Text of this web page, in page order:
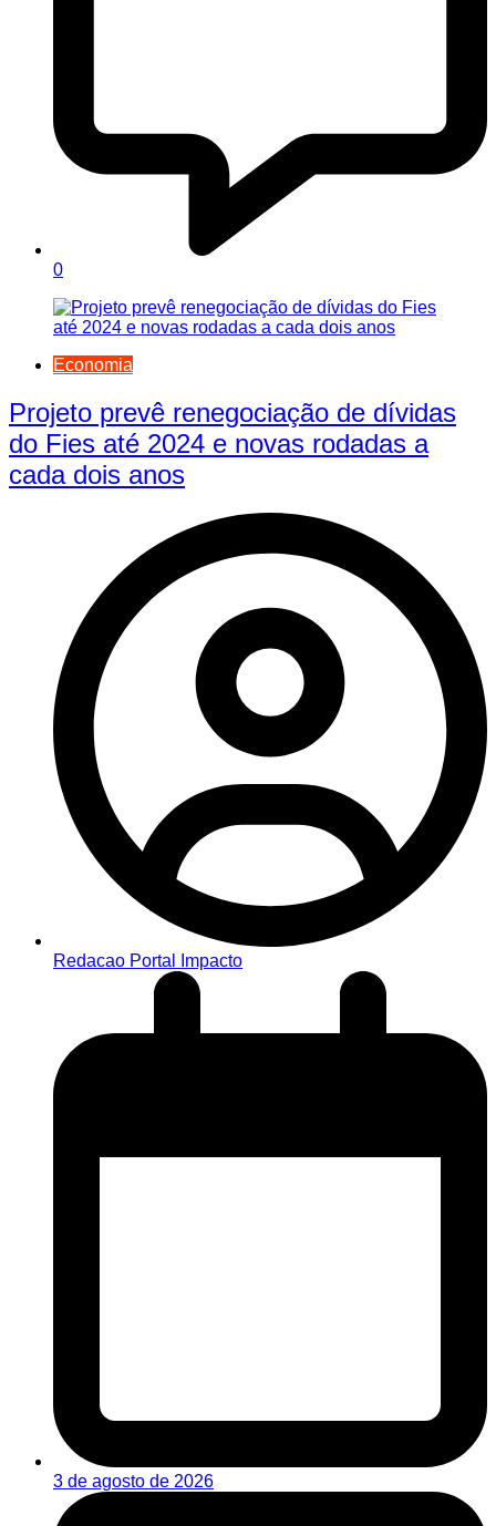
0
Economia
Projeto prevê renegociação de dívidas
do Fies até 2024 e novas rodadas a
cada dois anos
Redacao Portal Impacto
3 de agosto de 2026